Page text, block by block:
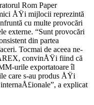
Rom Paper
ÅŸi mijlocii reprezintă
cu multe provocări
externe. “Sunt provocări
din partea
Tocmai de aceea ne-
convinÅŸi fiind că
urile exportatoare îl
care s-au produs ÅŸi
a explicat